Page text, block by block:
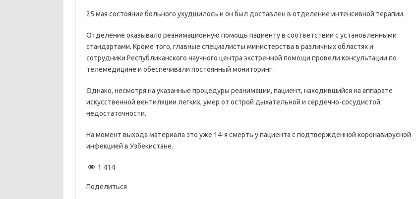
25 мая состояние больного ухудшилось и он был доставлен в отделение интенсивной терапии.
Отделение оказывало реанимационную помощь пациенту в соответствии с установленными
стандартами. Кроме того, главные специалисты министерства в различных областях и
сотрудники Республиканского научного центра экстренной помощи провели консультации по
телемедицине и обеспечивали постоянный мониторинг.
Однако, несмотря на указанные процедуры реанимации, пациент, находившийся на аппарате
искусственной вентиляции легких, умер от острой дыхательной и сердечно-сосудистой
недостаточности.
На момент выхода материала это уже 14-я смерть у пациента с подтвержденной коронавирусной
инфекцией в Узбекистане.
1 414
Поделиться